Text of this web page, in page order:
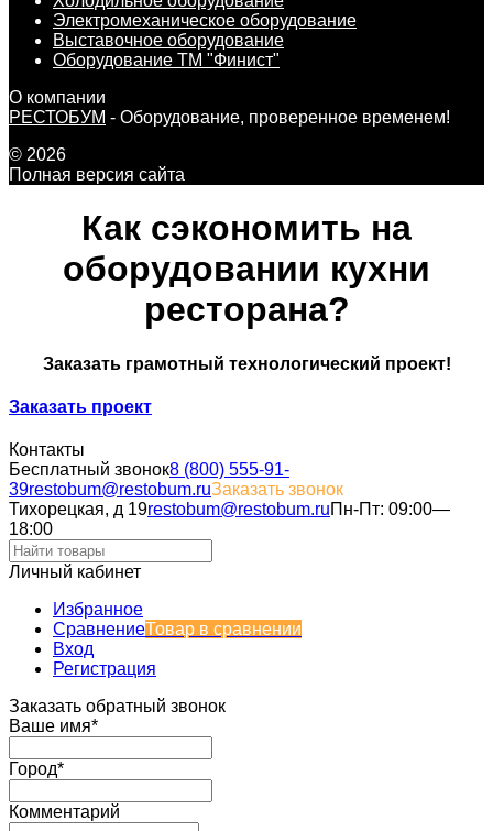
Электромеханическое оборудование
Выставочное оборудование
Оборудование ТМ "Финист"
О компании
РЕСТОБУМ - Оборудование, проверенное временем!
© 2026
Полная версия сайта
Как сэкономить на
оборудовании кухни
ресторана?
Заказать грамотный технологический проект!
Заказать проект
Контакты
Бесплатный звонок8 (800) 555-91-
39restobum@restobum.ruЗаказать звонок
Тихорецкая, д 19restobum@restobum.ruПн-Пт: 09:00—
18:00
Личный кабинет
Избранное
СравнениеТовар в сравнении
Вход
Регистрация
Заказать обратный звонок
Ваше имя*
Город*
Комментарий